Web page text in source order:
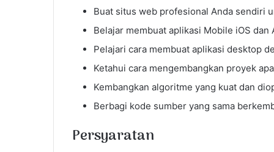
Buat situs web profesional Anda sendiri
Belajar membuat aplikasi Mobile iOS dan
Pelajari cara membuat aplikasi desktop
Ketahui cara mengembangkan proyek
Kembangkan algoritme yang kuat dan
Berbagi kode sumber yang sama
Persyaratan